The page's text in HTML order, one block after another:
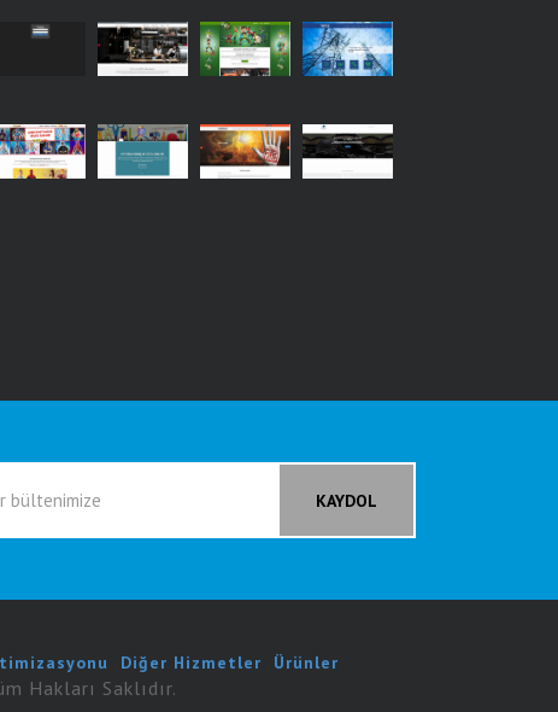
Diğer Hizmetler Ürünler
Hakları Saklıdır.